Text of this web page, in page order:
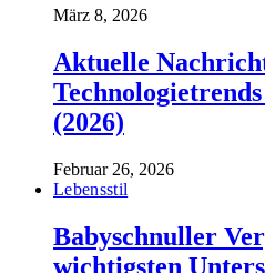
März 8, 2026
Aktuelle
(2026)
Februar 26, 2026
Lebensstil
Babyschnuller
wichtigsten